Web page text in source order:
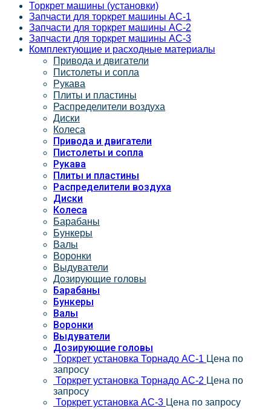
Торкрет машины (установки)
Запчасти для торкрет машины АС-1
Запчасти для торкрет машины АС-2
Запчасти для торкрет машины АС-3
Комплектующие и расходные материалы
Привода и двигатели
Пистолеты и сопла
Рукава
Плиты и пластины
Распределители воздуха
Диски
Колеса
Привода и двигатели
Пистолеты и сопла
Рукава
Плиты и пластины
Распределители воздуха
Диски
Колеса
Барабаны
Бункеры
Валы
Воронки
Выдуватели
Дозирующие головы
Барабаны
Бункеры
Валы
Воронки
Выдуватели
Дозирующие головы
Торкрет установка Торнадо АС-1 Цена по
запросу
Торкрет установка Торнадо АС-2 Цена по
запросу
Торкрет установка АС-3 Цена по запросу